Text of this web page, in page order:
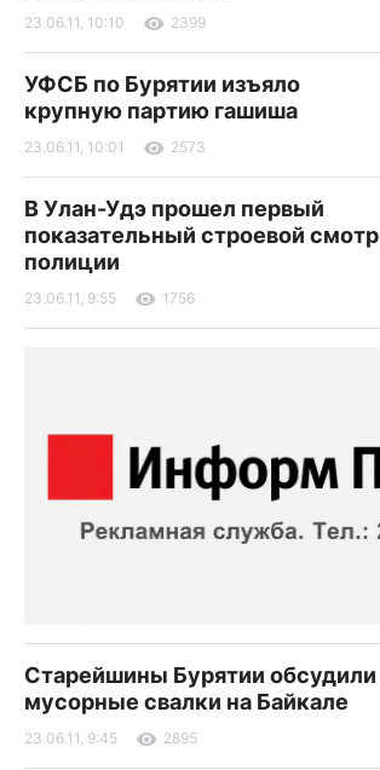
23.06.11, 10:10 2399
УФСБ по Бурятии изъяло
крупную партию гашиша
23.06.11, 10:01 2573
В Улан-Удэ прошел первый
показательный строевой смотр
полиции
23.06.11, 9:55 1756
Старейшины Бурятии обсудили
мусорные свалки на Байкале
23.06.11, 9:45 2895